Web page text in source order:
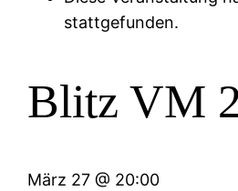
stattgefunden.
Blitz VM
März 27 @ 20:00